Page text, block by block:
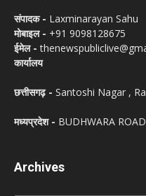
संपादक - Laxminarayan Sahu
मोबाइल - +91 9098128675
ईमेल -
कार्यालय
छत्तीसगढ़ - Santoshi Nagar ,
मध्यप्रदेश - BUDHWARA
Archives
Archives